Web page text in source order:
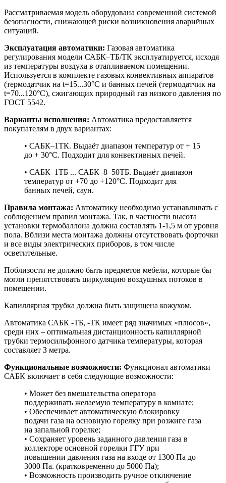
Рассматриваемая модель оборудована современной системой
безопасности, снижающей риски возникновения аварийных
ситуаций.
Эксплуатация автоматики: Газовая автоматика
регулирования модели САБК–ТБ/ТК эксплуатируется, исходя
из температуры воздуха в отапливаемом помещении.
Используется в комплекте газовых конвективных аппаратов
(термодатчик на t=15...30°C и банных печей (термодатчик на
t=70...120°C), сжигающих природный газ низкого давления по
ГОСТ 5542.
Варианты исполнения: Автоматика предоставляется
покупателям в двух вариантах:
• САБК–1ТК. Выдаёт диапазон температур от + 15
до + 30°C. Подходит для конвективных печей.
• САБК–1ТБ ... САБК–8–50ТБ. Выдаёт диапазон
температур от +70 до +120°C. Подходит для
банных печей, саун.
Правила монтажа: Автоматику необходимо устанавливать с
соблюдением правил монтажа. Так, в частности высота
установки термобаллона должна составлять 1-1,5 м от уровня
пола. Вблизи места монтажа должны отсутствовать форточки
и все виды электрических приборов, в том числе
осветительные.
Поблизости не должно быть предметов мебели, которые бы
могли препятствовать циркуляцию воздушных потоков в
помещении.
Капиллярная трубка должна быть защищена кожухом.
Автоматика САБК -ТБ, -ТК имеет ряд значимых «плюсов»,
среди них – оптимальная дистанционность капиллярной
трубки термосильфонного датчика температуры, которая
составляет З метра.
Функциональные возможности: Функционал автоматики
САБК включает в себя следующие возможности:
• Может без вмешательства оператора
поддерживать желаемую температуру в комнате;
• Обеспечивает автоматическую блокировку
подачи газа на основную горелку при розжиге газа
на запальной горелке;
• Сохраняет уровень заданного давления газа в
коллекторе основной горелки ГГУ при
повышении давления газа на входе от 1300 Па до
3000 Па. (кратковременно до 5000 Па);
• Возможность производить ручное отключение